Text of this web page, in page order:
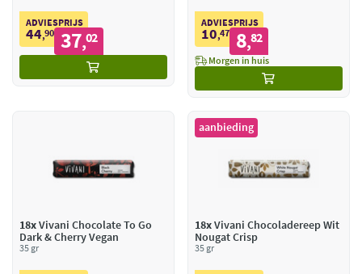
ADVIESPRIJS
44,90 37,02
ADVIESPRIJS
10,47 8,82
Morgen in huis
18xVivani Chocolate To Go
Dark & Cherry Vegan
35 gr
aanbieding
18xVivani Chocoladereep Wit
Nougat Crisp
35 gr